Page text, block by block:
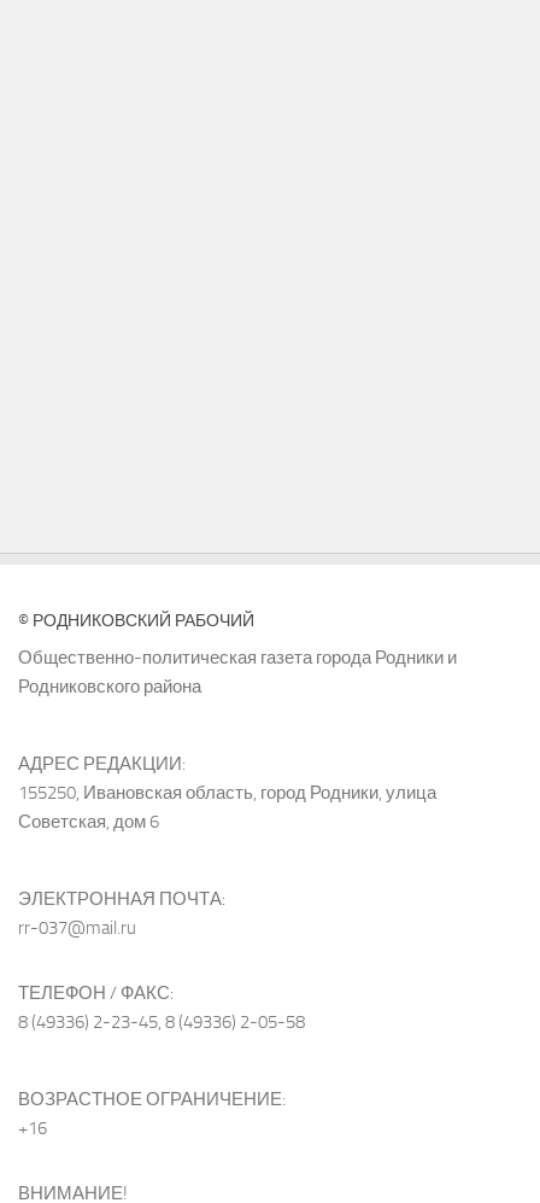
© РОДНИКОВСКИЙ РАБОЧИЙ
Общественно-политическая газета города Родники и
Родниковского района
АДРЕС РЕДАКЦИИ:
155250, Ивановская область, город Родники, улица
Советская, дом 6
ЭЛЕКТРОННАЯ ПОЧТА:
rr-037@mail.ru
ТЕЛЕФОН / ФАКС:
8 (49336) 2-23-45, 8 (49336) 2-05-58
ВОЗРАСТНОЕ ОГРАНИЧЕНИЕ:
+16
ВНИМАНИЕ!